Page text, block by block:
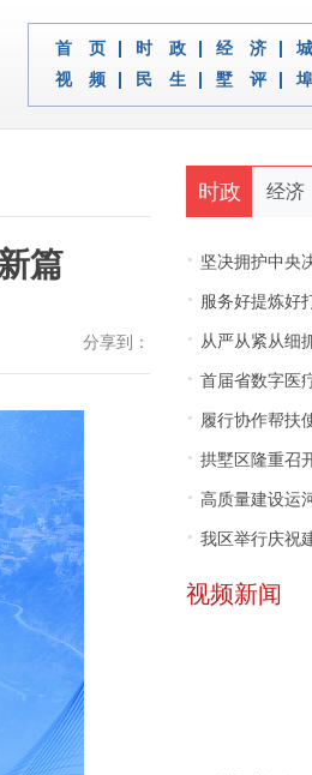
首 页 时 政 经 济
视 频
民 生 墅 评
篇
分享到：
时政 经济
· 坚决拥护中央决定 坚决贯
· 服务好提炼好
· 从严从紧从细抓
· 首届省数字医
· 履行协作帮扶
· 拱墅区隆重召开
· 高质量建设运河
· 我区举行庆祝
视频新闻